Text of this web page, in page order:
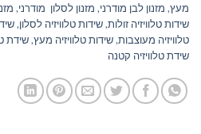
מעץ, מזנון לבן מודרני, מזנון לסלון מודרני,
שידות טלוויזיה זולות,שידות טלוויזיה לסלון,
טלוויזיה מעוצבות,שידות טלוויזיה מעץ,שידת
שידת טלוויזיה קטנה